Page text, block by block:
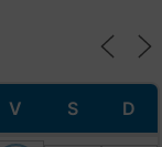
V S D